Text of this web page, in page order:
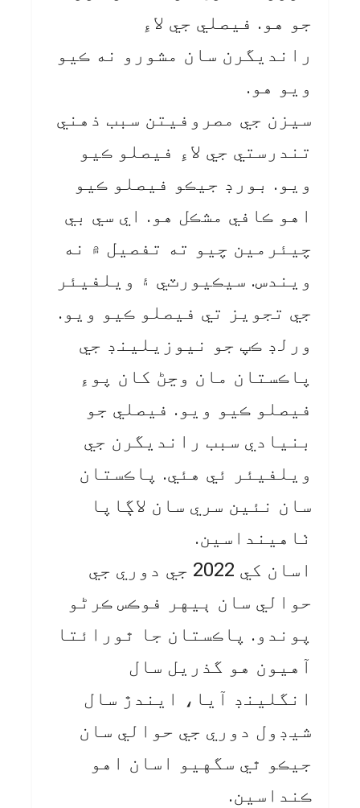
جو هو. فيصلي جي لاءِ
رانديگرن سان مشورو نه ڪيو
ويو هو.
سيزن جي مصروفيتن سبب ذهني
تندرستي جي لاءِ فيصلو ڪيو
ويو. بورڊ جيڪو فيصلو ڪيو
اهو ڪافي مشڪل هو. اي سي بي
چيئرمين چيو ته تفصيل ۾ نه
ويندس. سيڪيورٽي ۽ ويلفيئر
جي تجويز تي فيصلو ڪيو ويو.
ورلڊ ڪپ جو نيوزيلينڊ جي
پاڪستان مان وڃڻ کان پوءِ
فيصلو ڪيو ويو. فيصلي جو
بنيادي سبب رانديگرن جي
ويلفيئر ئي هئي. پاڪستان
سان نئين سري سان لاڳاپا
ٺاهينداسين.
اسان کي 2022 جي دوري جي
حوالي سان ٻيهر فوڪس ڪرڻو
پوندو. پاڪستان جا ٿورائتا
آهيون هو گذريل سال
انگلينڊ آيا، ايندڙ سال
شيڊول دوري جي حوالي سان
جيڪو ٿي سگهيو اسان اهو
ڪنداسين.